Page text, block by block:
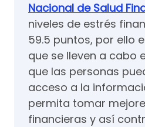
Nacional de Salud
niveles de estrés
59.5 puntos, por ello
que se lleven a cabo
que las personas
acceso a la
permita tomar
financieras y así